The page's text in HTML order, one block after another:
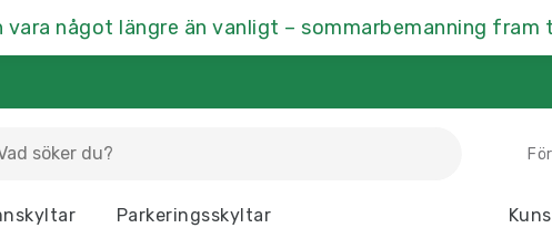
vara något längre än vanligt – sommarbemanning fram
Parkeringsskyltar